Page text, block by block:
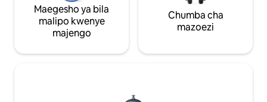
Maegesho ya bila
malipo kwenye
majengo
Chumba cha
mazoezi